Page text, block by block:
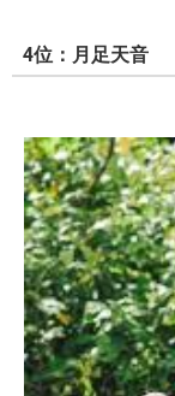
4位：月足天音